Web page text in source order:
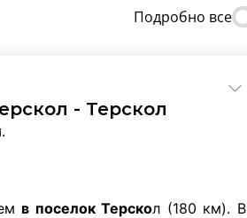
Подробно все
- Терскол
в поселок Терскол (180 км). В